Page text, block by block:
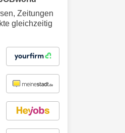
Zeitungen
gleichzeitig